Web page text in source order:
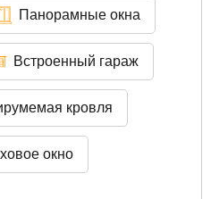
Панорамные окна
Встроенный гараж
кровля
окно